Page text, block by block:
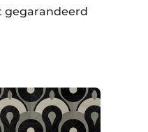
gegarandeerd